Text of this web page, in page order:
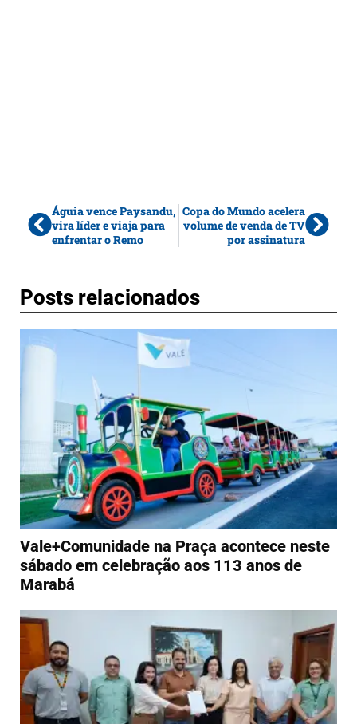
Águia vence Paysandu,
vira líder e viaja para
enfrentar o Remo
Copa do Mundo acelera
volume de venda de TV
por assinatura
Posts relacionados
Vale+Comunidade na Praça acontece neste
sábado em celebração aos 113 anos de
Marabá